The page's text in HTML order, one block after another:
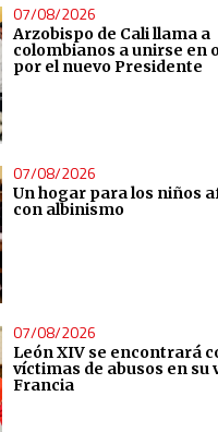
07/08/2026
Arzobispo de Cali llama a
colombianos a unirse en
por el nuevo Presidente
07/08/2026
Un hogar para los niños
con albinismo
07/08/2026
León XIV se encontrará
víctimas de abusos en su
Francia